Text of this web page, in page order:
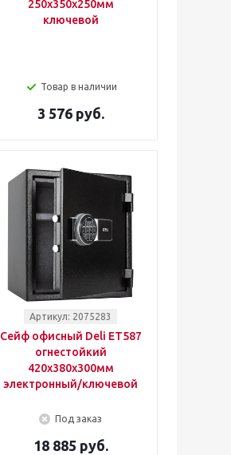
250x350x250мм
ключевой
Товар в наличии
3 576 руб.
Артикул: 2075283
Сейф офисный Deli ET587
огнестойкий
420x380x300мм
электронный/ключевой
Под заказ
18 885 руб.